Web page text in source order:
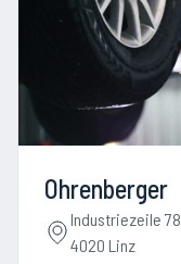
Ohrenberger
Industriezeile 78
4020 Linz